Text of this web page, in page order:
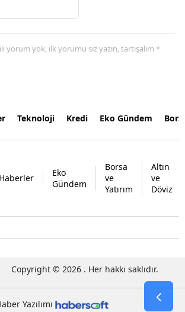
yorum yok, ilk yorumu siz yazın, tartışalım *
Teknoloji Kredi Eko Gündem
Haberler
Eko
Gündem
Borsa
ve
Yatırım
Altın
ve
Döviz
Copyright © 2026 . Her hakkı saklıdır.
Yazılımı